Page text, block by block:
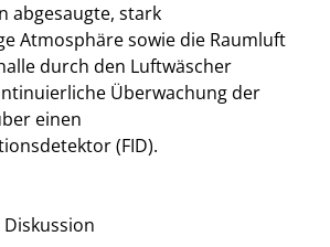
abgesaugte, stark
Atmosphäre sowie die Raumluft
durch den Luftwäscher
Überwachung der
einen
(FID).